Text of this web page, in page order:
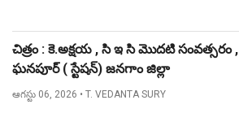
చిత్రం : కె.అక్షయ , సి ఇ సి మొదటి సంవత్సరం ,
ఘనపూర్ ( స్టేషన్) జనగాం జిల్లా
ఆగస్టు 06, 2026 • T. VEDANTA SURY